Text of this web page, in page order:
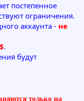
постепенное
ограничения.
аккаунта - не
.
будут
только на